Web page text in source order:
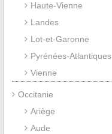
Haute-Vienne
Landes
Lot-et-Garonne
Pyrénées-Atlantiques
Vienne
Occitanie
Ariège
Aude